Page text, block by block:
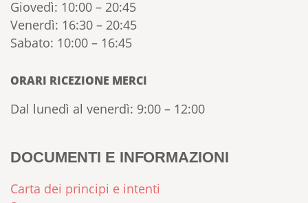
Giovedì: 10:00 – 20:45
Venerdì: 16:30 – 20:45
Sabato: 10:00 – 16:45
ORARI RICEZIONE MERCI
Dal lunedì al venerdì: 9:00 – 12:00
DOCUMENTI E INFORMAZIONI
Carta dei principi e intenti